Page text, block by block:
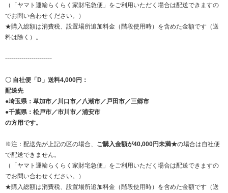
（「ヤマト運輸らくらく家財宅急便」をご利用いただく場合は配送できますの
でお問い合わせください。）
★購入総額は消費税、設置場所追加料金（階段使用時）を含めた金額です（送
料は除く）。
-----------------------
〇 自社便「D」送料4,000円：
配送先
●埼玉県：草加市／川口市／八潮市／戸田市／三郷市
●千葉県：松戸市／市川市／浦安市
の方用です。
※注：配送先が上記の区の場合、 ご購入金額が40,000円未満★の場合は自社便
で配送できません。
（「ヤマト運輸らくらく家財宅急便」をご利用いただく場合は配送できますの
でお問い合わせください。）
★購入総額は消費税、設置場所追加料金（階段使用時）を含めた金額です（送